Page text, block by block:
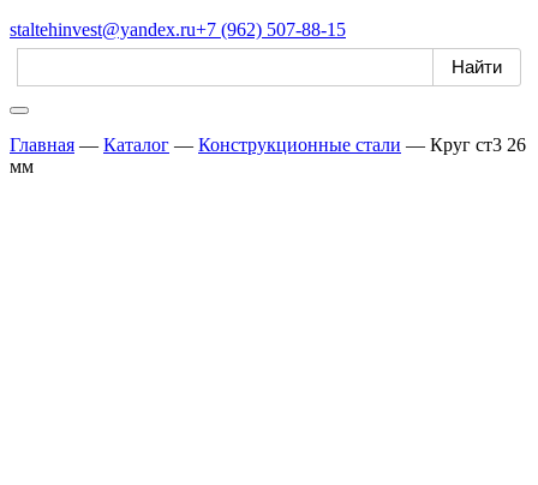
staltehinvest@yandex.ru+7 (962) 507-88-15
Главная — Каталог — Конструкционные стали — Круг ст3 26
мм